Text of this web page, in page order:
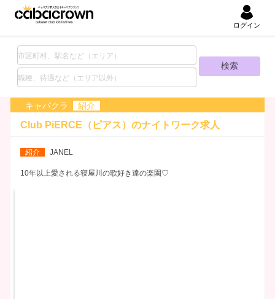
ログイン
キャバクラ 紹介
Club PiERCE（ピアス）のナイトワーク求人
紹介 JANEL
10年以上愛される寝屋川の歌好き達の楽園♡